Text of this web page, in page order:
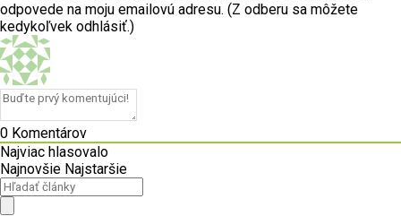
odpovede na moju emailovú adresu. (Z odberu sa môžete
kedykoľvek odhlásiť.)
0 Komentárov
Najviac hlasovalo
Najnovšie Najstaršie